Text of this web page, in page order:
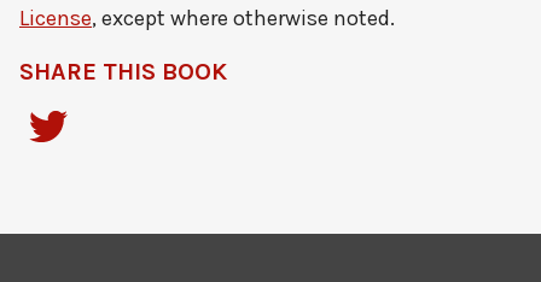
License, except where otherwise noted.
SHARE THIS BOOK